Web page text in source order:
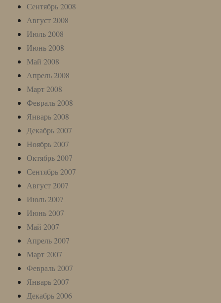
Сентябрь 2008
Август 2008
Июль 2008
Июнь 2008
Май 2008
Апрель 2008
Март 2008
Февраль 2008
Январь 2008
Декабрь 2007
Ноябрь 2007
Октябрь 2007
Сентябрь 2007
Август 2007
Июль 2007
Июнь 2007
Май 2007
Апрель 2007
Март 2007
Февраль 2007
Январь 2007
Декабрь 2006